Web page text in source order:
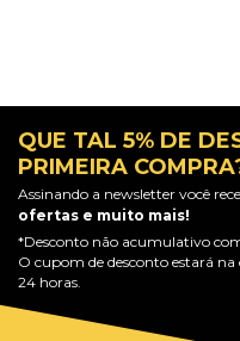
QUE TAL 5% DE
PRIMEIRA
Assinando a newsletter você
ofertas e muito mais!
*Desconto não acumulativo
O cupom de desconto estará
24 horas.